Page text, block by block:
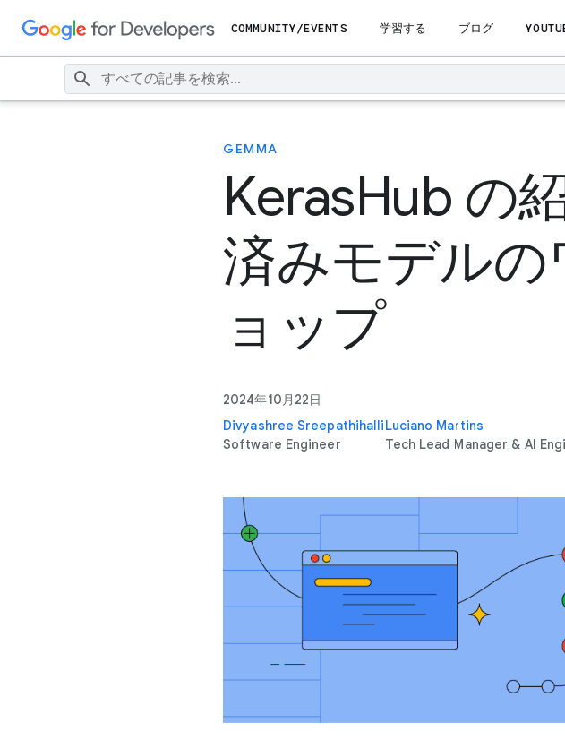
COMMUNITY/EVENTS 学習する ブログ
GEMMA
KerasHub の
済みモデル
ョップ
2024年10月22日
Divyashree Sreepathihalli
Software Engineer
Luciano Martins
Tech Lead Manager & AI